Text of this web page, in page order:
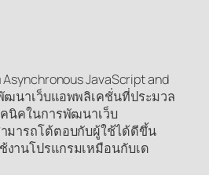
JavaScript and
ฒนาเว็บแอพพลิเคชั่นที่ประมวล
คนิคในการพัฒนาเว็บ
มารถโต้ตอบกับผู้ใช้ได้ดีขึ้น
งานโปรแกรมเหมือนกับเด